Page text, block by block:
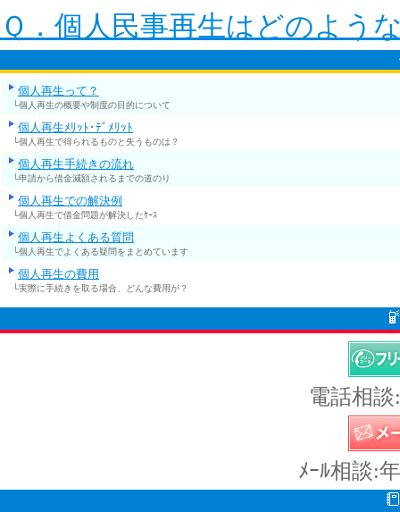
Ｑ．個人民事再生はどのよう
個人再生って？
└個人再生の概要や制度の目的について
個人再生ﾒﾘｯﾄ･ﾃﾞﾒﾘｯﾄ
└個人再生で得られるものと失うものは？
個人再生手続きの流れ
└申請から借金減額されるまでの道のり
個人再生での解決例
└個人再生で借金問題が解決したｹｰｽ
個人再生よくある質問
└個人再生でよくある疑問をまとめています
個人再生の費用
└実際に手続きを取る場合、どんな費用が？
電話相
ﾒｰﾙ相談: